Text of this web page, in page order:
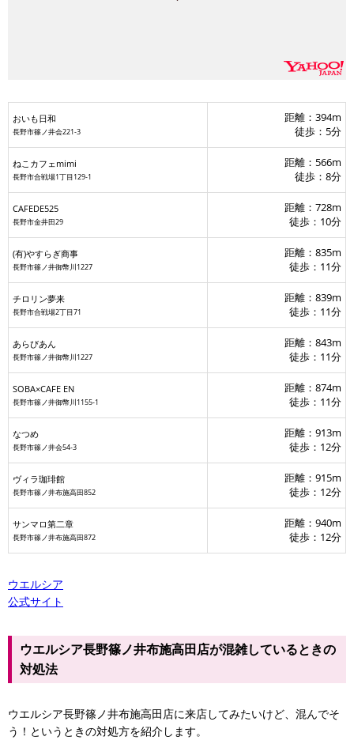
おいも日和
長野市篠ノ井会221-3
距離：394m
徒歩：5分
ねこカフェmimi
長野市合戦場1丁目129-1
距離：566m
徒歩：8分
CAFEDE525
長野市金井田29
距離：728m
徒歩：10分
(有)やすらぎ商事
長野市篠ノ井御幣川1227
距離：835m
徒歩：11分
チロリン夢来
長野市合戦場2丁目71
距離：839m
徒歩：11分
あらびあん
長野市篠ノ井御幣川1227
距離：843m
徒歩：11分
SOBA×CAFE EN
長野市篠ノ井御幣川1155-1
距離：874m
徒歩：11分
なつめ
長野市篠ノ井会54-3
距離：913m
徒歩：12分
ヴィラ珈琲館
長野市篠ノ井布施高田852
距離：915m
徒歩：12分
サンマロ第二章
長野市篠ノ井布施高田872
距離：940m
徒歩：12分
ウエルシア
公式サイト
ウエルシア長野篠ノ井布施高田店が混雑しているときの
対処法
ウエルシア長野篠ノ井布施高田店に来店してみたいけど、混んでそ
う！というときの対処方を紹介します。